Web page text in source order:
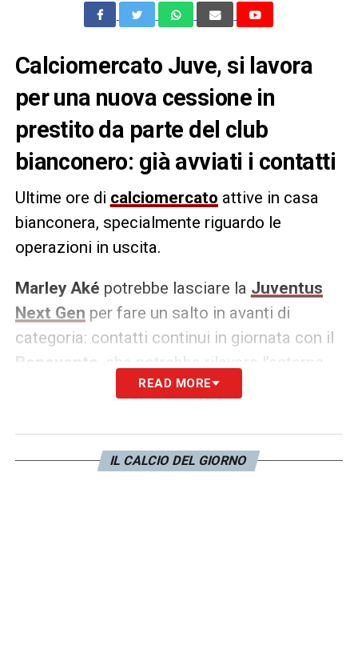
Calciomercato Juve, si lavora
per una nuova cessione in
prestito da parte del club
bianconero: già avviati i contatti
Ultime ore di calciomercato attive in casa
bianconera, specialmente riguardo le
operazioni in uscita.
Marley Aké potrebbe lasciare la Juventus
Next Gen per fare un salto in avanti di
categoria: contatti continui in giornata con il
Benevento
, che potrebbe rilevare l’esterno
francese con la formula del prestito fino a
LA PLAYLIST DELLE NOSTRE TOP NEWS
READ MORE
IL CALCIO DEL GIORNO